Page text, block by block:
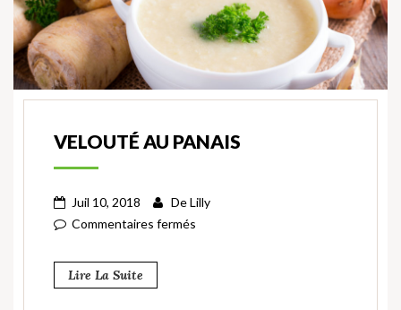
VELOUTÉ AU PANAIS
Juil 10, 2018 DeLilly
Commentaires fermés
Lire La Suite